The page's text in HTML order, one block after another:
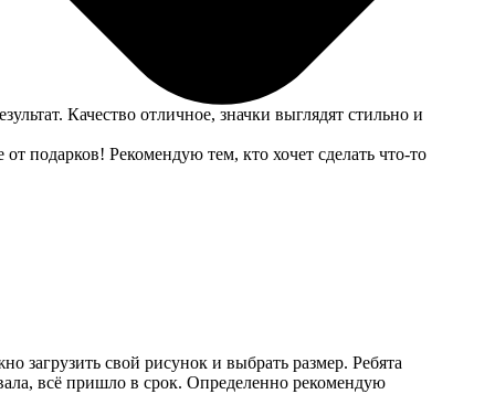
Качество отличное, значки выглядят стильно и
подарков! Рекомендую тем, кто хочет сделать что-то
загрузить свой рисунок и выбрать размер. Ребята
всё пришло в срок. Определенно рекомендую